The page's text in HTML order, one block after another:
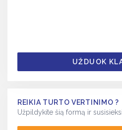
UŽDUOK
REIKIA TURTO VERTINIMO ?
Užpildykite šią formą ir